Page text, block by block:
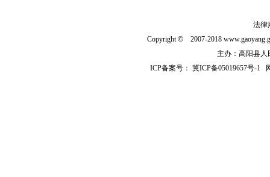
法律
Copyright© 2007-2018
主办：高阳县人
ICP备案号：冀ICP备05019657号-1